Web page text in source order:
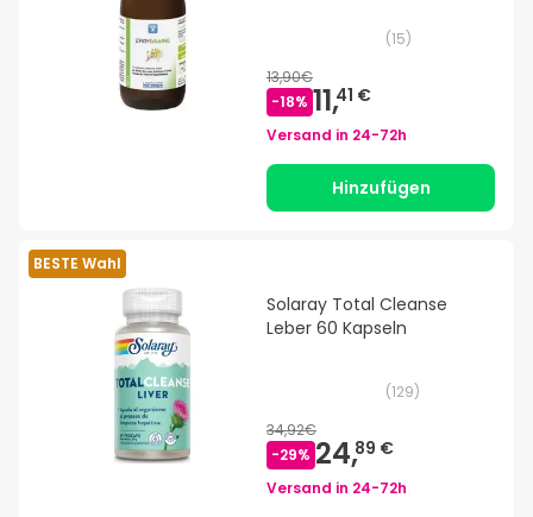
(15)
13,90€
-18% 11,41 €
Versand in 24-72h
Hinzufügen
BESTE Wahl
Solaray Total Cleanse
Leber 60 Kapseln
(129)
34,92€
-29% 24,89 €
Versand in 24-72h